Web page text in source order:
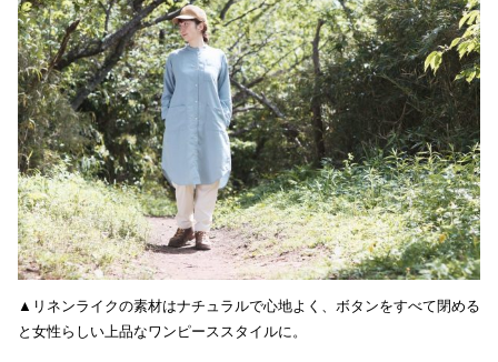
▲リネンライクの素材はナチュラルで心地よく、ボタンをすべて閉める
と女性らしい上品なワンピーススタイルに。